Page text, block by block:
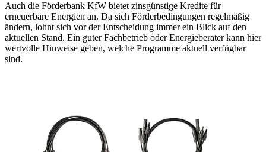
Auch die Förderbank KfW bietet zinsgünstige Kredite für
erneuerbare Energien an. Da sich Förderbedingungen regelmäßig
ändern, lohnt sich vor der Entscheidung immer ein Blick auf den
aktuellen Stand. Ein guter Fachbetrieb oder Energieberater kann hier
wertvolle Hinweise geben, welche Programme aktuell verfügbar
sind.